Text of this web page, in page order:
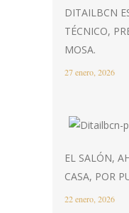
DITAILBCN
TÉCNICO,
MOSA.
27 enero, 2026
EL SALÓN,
CASA, POR
22 enero, 2026